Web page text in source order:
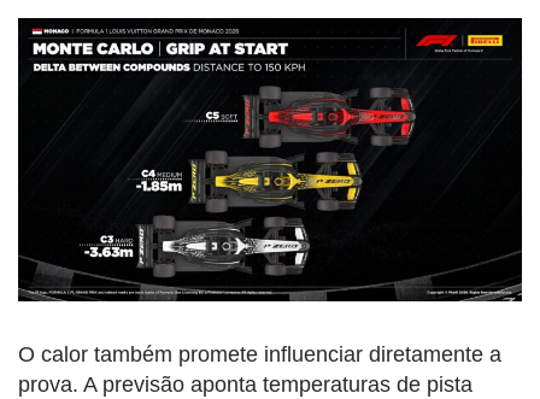
O calor também promete influenciar diretamente a
prova. A previsão aponta temperaturas de pista